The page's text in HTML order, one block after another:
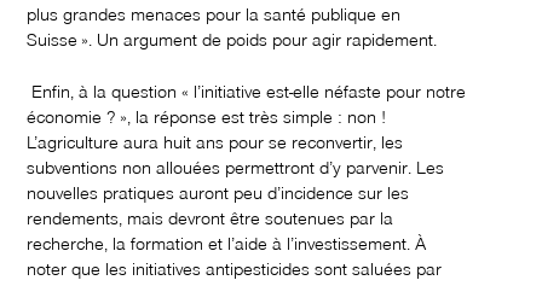
plus grandes menaces pour la santé publique en
Suisse ». Un argument de poids pour agir rapidement.
Enfin, à la question « l’initiative est-elle néfaste pour notre
économie ? », la réponse est très simple : non !
L’agriculture aura huit ans pour se reconvertir, les
subventions non allouées permettront d’y parvenir. Les
nouvelles pratiques auront peu d’incidence sur les
rendements, mais devront être soutenues par la
recherche, la formation et l’aide à l’investissement. À
noter que les initiatives antipesticides sont saluées par